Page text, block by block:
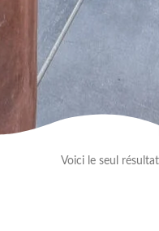
Voici le seul résultat